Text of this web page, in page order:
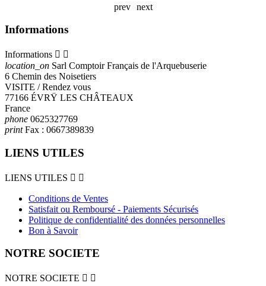
prev next
Informations
Informations  
location_on Sarl Comptoir Français de l'Arquebuserie
6 Chemin des Noisetiers
VISITE / Rendez vous
77166 ÉVRŸ LES CHÂTEAUX
France
phone 0625327769
printFax : 0667389839
LIENS UTILES
LIENS UTILES  
Conditions de Ventes
Satisfait ou Remboursé - Paiements Sécurisés
Politique de confidentialité des données personnelles
Bon à Savoir
NOTRE SOCIETE
NOTRE SOCIETE  